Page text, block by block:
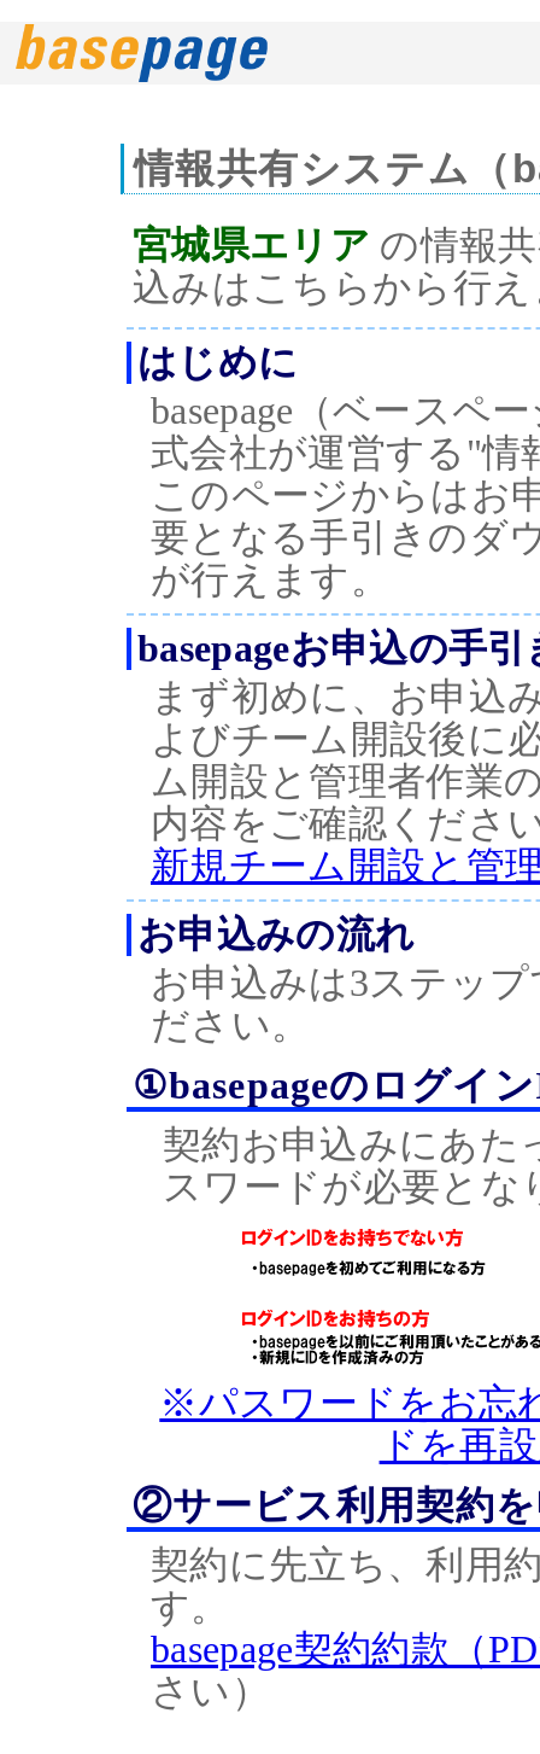
情報共有システム（
宮城県エリア の情報
込みはこちらから行
はじめに
basepage（ベースペ
式会社が運営する"情
このページからはお
要となる手引きのダ
が行えます。
basepageお申込の手引
まず初めに、お申込
よびチーム開設後に
ム開設と管理者作業
内容をご確認くださ
新規チーム開設と管
お申込みの流れ
お申込みは3ステッ
ださい。
①basepageのログイ
契約お申込みにあた
スワードが必要とな
※パスワードをお忘
ドを再
②サービス利用契約
契約に先立ち、利用
す。
basepage契約約款（
さい）